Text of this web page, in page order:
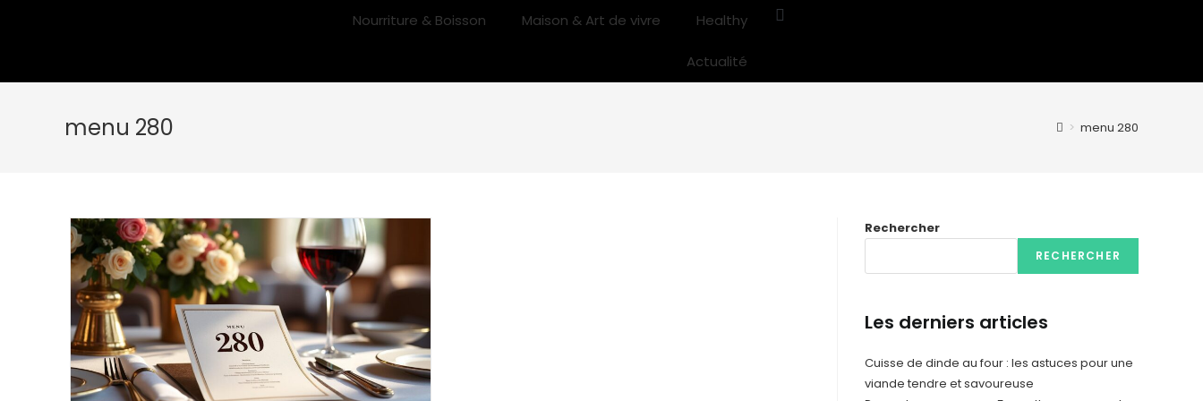
Nourriture & Boisson Maison & Art de vivre Healthy
Actualité
menu 280 > menu 280
Rechercher
RECHERCHER
Les derniers articles
Cuisse de dinde au four : les astuces pour une
viande tendre et savoureuse